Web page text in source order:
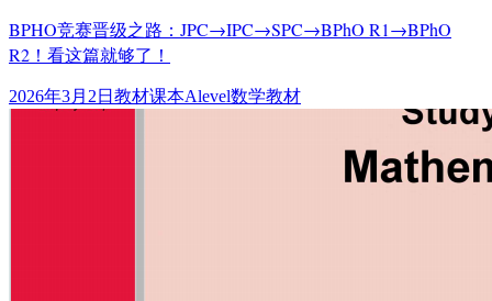
BPHO竞赛晋级之路：JPC→IPC→SPC→BPhO R1→BPhO
R2！看这篇就够了！
发
2026年3月2日 分
教材课本标
Alevel数学教材